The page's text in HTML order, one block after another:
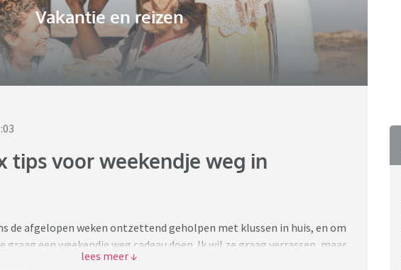
Vakantie en reizen
tips voor weekendje weg in
de afgelopen weken ontzettend geholpen met klussen in huis, en om
graag een weekendje weg cadeau doen. Ik wil ze graag verrassen, maar
Heeft iemand hier misschien nog een leuke tip? Een wat minder